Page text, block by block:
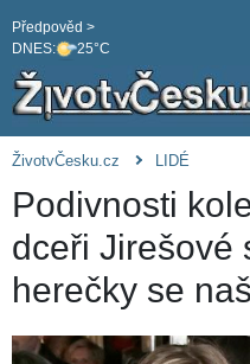
DNES: 25°C
Předpověd >
ŽivotvČesku.cz LIDÉ
Podivnosti
dceři Jirešové
herečky se